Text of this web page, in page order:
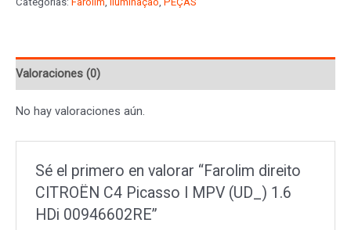
MPV
1.6
HDi
cantidad
Valoraciones (0)
No hay valoraciones aún.
Sé el primero en valorar “Farolim direito
CITROËN C4 Picasso I MPV (UD_) 1.6
HDi 00946602RE”